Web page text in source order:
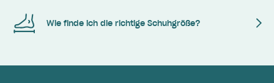
Wie finde ich die richtige Schuhgröße?